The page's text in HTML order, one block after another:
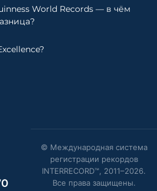
World Records — в чём
© Международная система
регистрации рекордов
INTERRECORD™, 2011–2026.
Все права защищены.